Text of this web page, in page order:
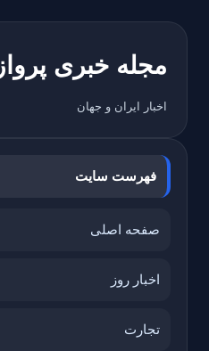
مجله خبری پرواز
اخبار ایران و جهان
فهرست سایت
صفحه اصلی
اخبار روز
تجارت